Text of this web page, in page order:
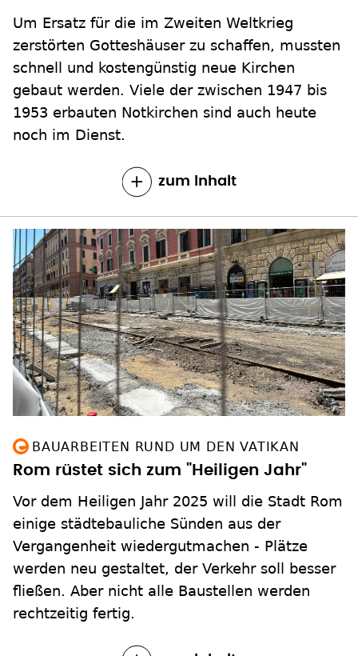
Um Ersatz für die im Zweiten Weltkrieg
zerstörten Gotteshäuser zu schaffen, mussten
schnell und kostengünstig neue Kirchen
gebaut werden. Viele der zwischen 1947 bis
1953 erbauten Notkirchen sind auch heute
noch im Dienst.
zum Inhalt
BAUARBEITEN RUND UM DEN VATIKAN
Rom rüstet sich zum "Heiligen Jahr"
Vor dem Heiligen Jahr 2025 will die Stadt Rom
einige städtebauliche Sünden aus der
Vergangenheit wiedergutmachen - Plätze
werden neu gestaltet, der Verkehr soll besser
fließen. Aber nicht alle Baustellen werden
rechtzeitig fertig.